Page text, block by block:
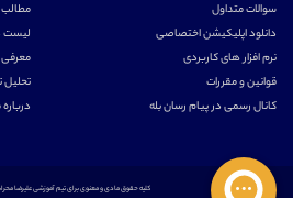
سوالات متداول
دانلود اپلیکیشن اختصاصی
نرم افزار های کاربردی
قوانین و مقررات
کانال رسمی در پیام رسان بله
لیست
تحلیل
درباره
کلیه حقوق مادی و معنوی برای تیم آموزشی علیرضا